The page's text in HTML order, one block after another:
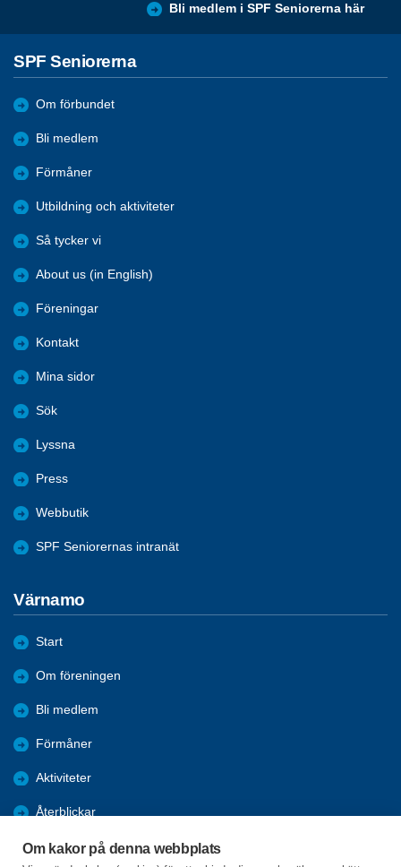
Om kakor på denna webbplats
Bli medlem i SPF Seniorerna här
SPF Seniorerna
Om förbundet
Bli medlem
Förmåner
Utbildning och aktiviteter
Så tycker vi
About us (in English)
Föreningar
Kontakt
Mina sidor
Sök
Lyssna
Press
Webbutik
SPF Seniorernas intranät
Värnamo
Start
Om föreningen
Bli medlem
Förmåner
Aktiviteter
Återblickar
Bildgalleri